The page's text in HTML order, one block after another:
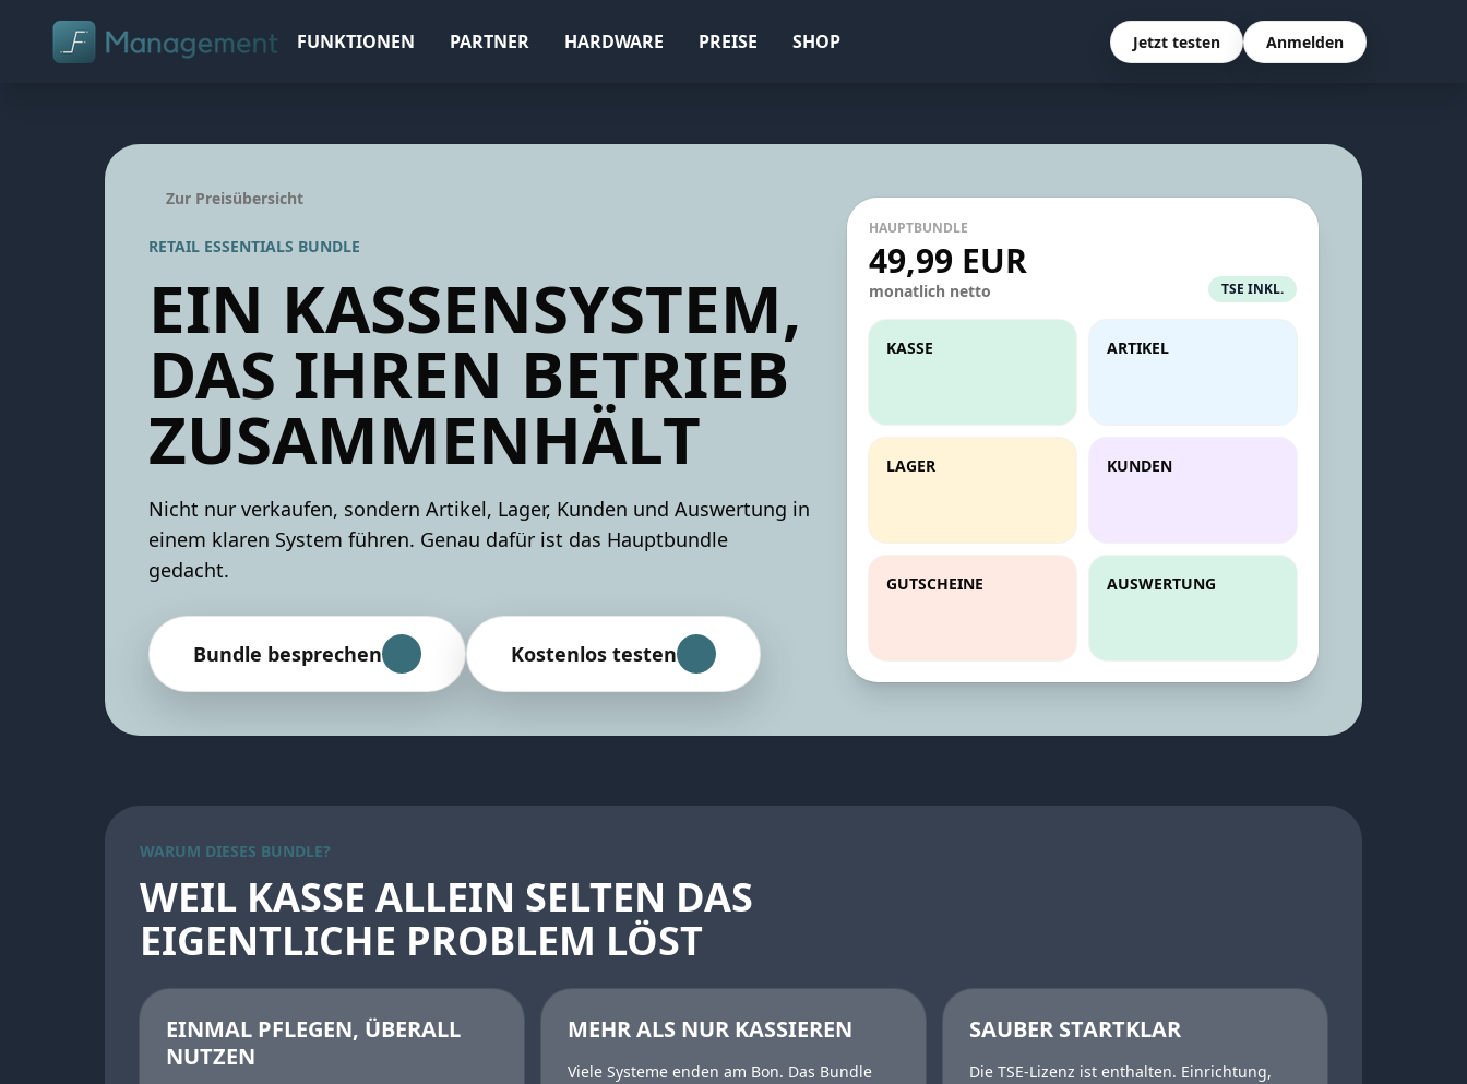
FUNKTIONEN PARTNER HARDWARE PREISE SHOP Jetzt testen Anmelden
Zur Preisübersicht
RETAIL ESSENTIALS BUNDLE
EIN KASSENSYSTEM,
DAS IHREN BETRIEB
ZUSAMMENHÄLT
Nicht nur verkaufen, sondern Artikel, Lager, Kunden und Auswertung in
einem klaren System führen. Genau dafür ist das Hauptbundle
gedacht.
Bundle besprechen Kostenlos testen
HAUPTBUNDLE
49,99 EUR
monatlich netto TSE INKL.
KASSE ARTIKEL
LAGER KUNDEN
GUTSCHEINE AUSWERTUNG
WARUM DIESES BUNDLE?
WEIL KASSE ALLEIN SELTEN DAS
EIGENTLICHE PROBLEM LÖST
EINMAL PFLEGEN, ÜBERALL
NUTZEN
MEHR ALS NUR KASSIEREN
Viele Systeme enden am Bon. Das Bundle
SAUBER STARTKLAR
Die TSE-Lizenz ist enthalten. Einrichtung,